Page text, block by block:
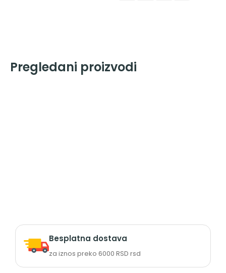
Pregledani proizvodi
Besplatna dostava
za iznos preko 6000 RSD rsd